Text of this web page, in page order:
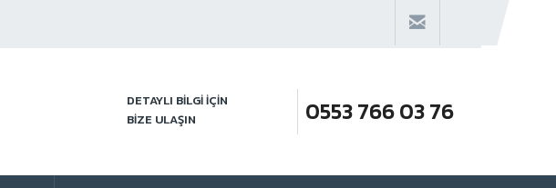
DETAYLI BİLGİ İÇİN
BİZE ULAŞIN
0553 766 03 76